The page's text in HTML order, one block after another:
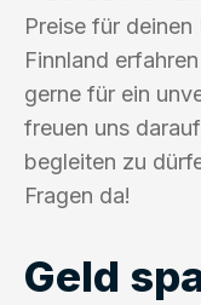
Preise für
Finnland
gerne für ein
freuen uns
begleiten zu
Fragen da!
Geld